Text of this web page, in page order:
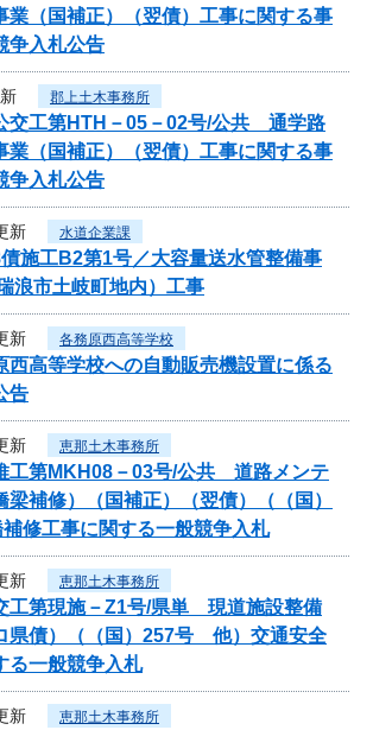
業（国補正）（翌債）工事に関する事
争入札公告
郡上土木事務所
交工第HTH－05－02号/公共 通学路
業（国補正）（翌債）工事に関する事
争入札公告
新 水道企業課
債施工B2第1号／大容量送水管整備事
浪市土岐町地内）工事
新 各務原西高等学校
西高等学校への自動販売機設置に係る
告
新 恵那土木事務所
工第MKH08－03号/公共 道路メンテ
梁補修）（国補正）（翌債）（（国）
修工事に関する一般競争入札
新 恵那土木事務所
工第現施－Z1号/県単 現道施設整備
県債）（（国）257号 他）交通安全
る一般競争入札
新 恵那土木事務所